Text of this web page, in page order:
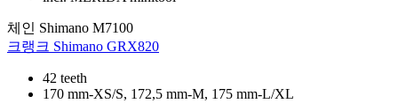
체인 Shimano M7100
크랭크 Shimano GRX820
42 teeth
170 mm-XS/S, 172,5 mm-M, 175 mm-L/XL